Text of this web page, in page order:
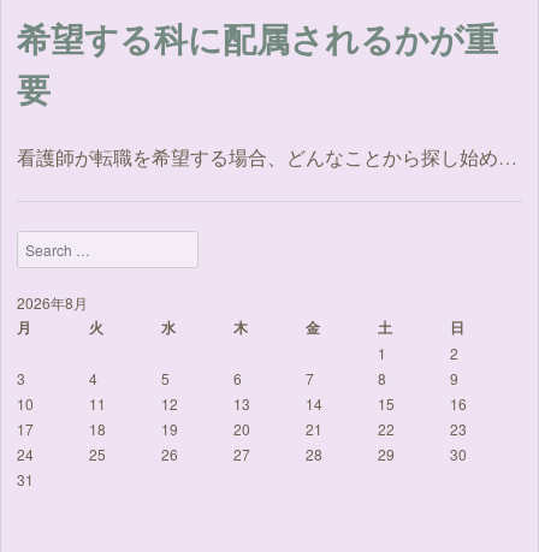
希望する科に配属されるかが重
要
看護師が転職を希望する場合、どんなことから探し始め…
Search
2026年8月
月 火 水 木 金 土 日
1
2
3
4 5 6 7 8
9
10
11 12 13 14 15
16
17
18 19 20 21 22
23
24
25 26 27 28 29
30
31